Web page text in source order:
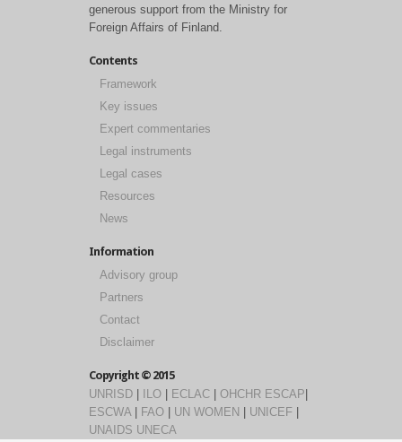
generous support from the Ministry for
Foreign Affairs of Finland.
Contents
Framework
Key issues
Expert commentaries
Legal instruments
Legal cases
Resources
News
Information
Advisory group
Partners
Contact
Disclaimer
Copyright © 2015
UNRISD
ILO ECLAC OHCHR ESCAP
ESCWA| FAO UN WOMEN UNICEF
UNAIDS UNECA